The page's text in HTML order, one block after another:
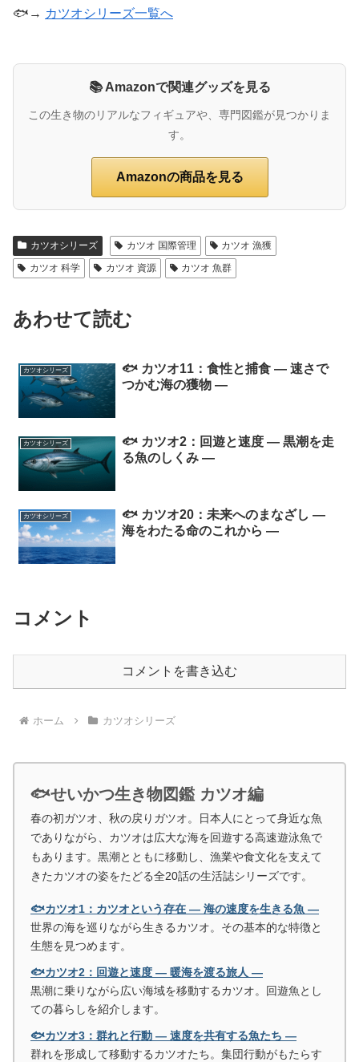
🐟→ カツオシリーズ一覧へ
📚 Amazonで関連グッズを見る
この生き物のリアルなフィギュアや、専門図鑑が見つかりま
す。
Amazonの商品を見る
カツオシリーズ カツオ 国際管理
カツオ 漁獲
カツオ 科学
カツオ 資源 カツオ 魚群
あわせて読む
カツオシリーズ
🐟 カツオ11：食性と捕食 ― 速さで
つかむ海の獲物 ―
カツオシリーズ
🐟 カツオ2：回遊と速度 ― 黒潮を走
る魚のしくみ ―
カツオシリーズ
🐟 カツオ20：未来へのまなざし ―
海をわたる命のこれから ―
コメント
コメントを書き込む
ホーム カツオシリーズ
🐟せいかつ生き物図鑑 カツオ編
春の初ガツオ、秋の戻りガツオ。日本人にとって身近な魚
でありながら、カツオは広大な海を回遊する高速遊泳魚で
もあります。黒潮とともに移動し、漁業や食文化を支えて
きたカツオの姿をたどる全20話の生活誌シリーズです。
🐟カツオ1：カツオという存在 ― 海の速度を生きる魚 ―
世界の海を巡りながら生きるカツオ。その基本的な特徴と
生態を見つめます。
🐟カツオ2：回遊と速度 ― 暖海を渡る旅人 ―
黒潮に乗りながら広い海域を移動するカツオ。回遊魚とし
ての暮らしを紹介します。
🐟カツオ3：群れと行動 ― 速度を共有する魚たち ―
群れを形成して移動するカツオたち。集団行動がもたらす